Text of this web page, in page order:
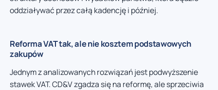
oddziaływać przez całą kadencję i później.
Reforma VAT tak, ale nie kosztem podstawowych
zakupów
Jednym z analizowanych rozwiązań jest podwyższenie
stawek VAT. CD&V zgadza się na reformę, ale sprzeciwia